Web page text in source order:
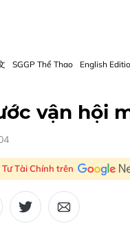
SGGP Thể Thao English
vận hội
Tài Chính trên